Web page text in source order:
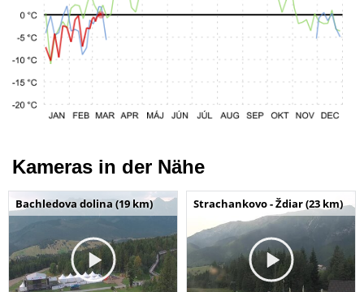
Kameras in der Nähe
Bachledova dolina (19 km) Strachankovo - Ždiar (23 km)